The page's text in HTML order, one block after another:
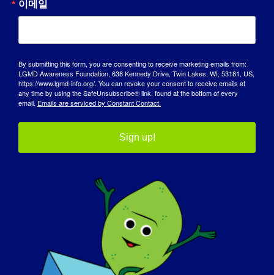
다학제적 접근 방식은 매우 효과적이며 많은 사
이 분야에서 계속 일하게 된 동기는 무엇인가
요?
잠재적인 진단 가능성과 다양한 환자 증상의 방
대한 양은 심오하며, 더 많은 것을 배우고 이해
하려는 지속적인 탐구로 이어집니다.
은 무엇인가요?
제가 가장 좋아하는 책 제목은 "14,000가지 행
복한 일"입니다.
환자들이 어떻게 여러분을 격려하고 업무를 도
울 수 있나요?
이메일
By submitting this form, you are consenting to receive marketing emails from:
LGMD Awareness Foundation, 638 Kennedy Drive, Twin Lakes, WI, 53181, US,
https://www.lgmd-info.org/. You can revoke your consent to receive emails at
any time by using the SafeUnsubscribe® link, found at the bottom of every
email. Emails are serviced by Constant Contact.
Sign up!